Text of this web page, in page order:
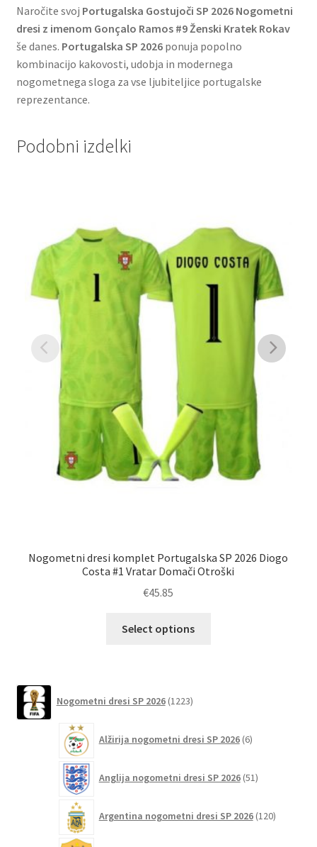
Naročite svoj Portugalska Gostujoči SP 2026 Nogometni
dresi z imenom Gonçalo Ramos #9 Ženski Kratek Rokav
še danes. Portugalska SP 2026ponuja popolno
kombinacijo kakovosti, udobja in modernega
nogometnega sloga za vse ljubiteljice portugalske
reprezentance.
Podobni izdelki
Nogometni dresi komplet Portugalska SP 2026 Diogo
Costa #1 Vratar Domači Otroški
€45.85
Select options
izberete
strani
Nogometni dresi SP 2026 1223izdelkov
Alžirija nogometni dresi SP 2026 6izdelkov
Anglija nogometni dresi SP 2026 51izdelkov
Argentina nogometni dresi SP 2026 120izdelkov